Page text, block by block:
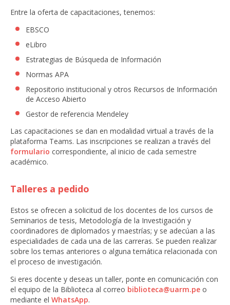
Entre la oferta de capacitaciones, tenemos:
EBSCO
eLibro
Estrategias de Búsqueda de Información
Normas APA
Repositorio institucional y otros Recursos de Información
de Acceso Abierto
Gestor de referencia Mendeley
Las capacitaciones se dan en modalidad virtual a través de la
plataforma Teams. Las inscripciones se realizan a través del
formulario correspondiente, al inicio de cada semestre
académico.
Talleres a pedido
Estos se ofrecen a solicitud de los docentes de los cursos de
Seminarios de tesis, Metodología de la Investigación y
coordinadores de diplomados y maestrías; y se adecúan a las
especialidades de cada una de las carreras. Se pueden realizar
sobre los temas anteriores o alguna temática relacionada con
el proceso de investigación.
Si eres docente y deseas un taller, ponte en comunicación con
el equipo de la Biblioteca al correo biblioteca@uarm.pe o
mediante el WhatsApp.